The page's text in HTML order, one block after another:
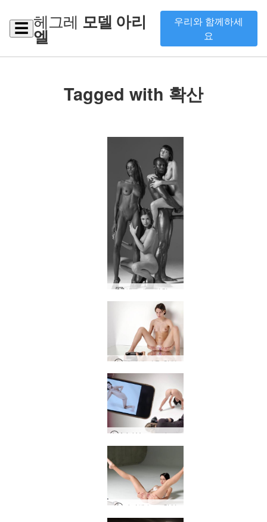
☰ 헤그레 모델 아리
엘
우리와 함께하세
요
Tagged with 확산
헤그레드림월드
아리엘 거울 촬영
Ariel Voyeur 사진 세션
아리엘 누드 촬영